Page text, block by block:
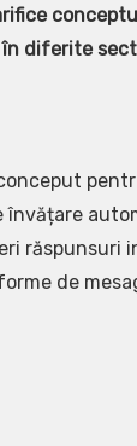
diferite
răspunsuri
de